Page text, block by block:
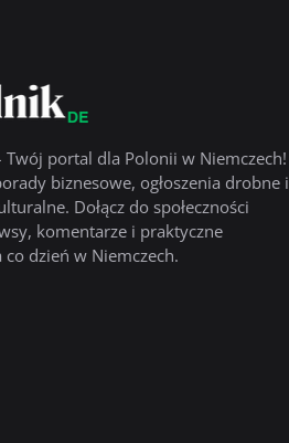
Twój portal dla Polonii w Niemczech!
biznesowe, ogłoszenia drobne i
Dołącz do społeczności
komentarze i praktyczne
dzień w Niemczech.